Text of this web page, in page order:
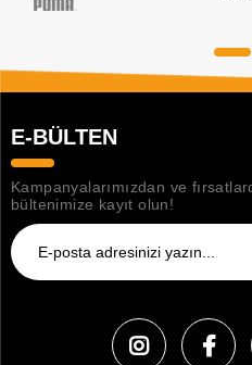
E-BÜLTEN
Kampanyalarımızdan ve
bültenimize kayıt olun!